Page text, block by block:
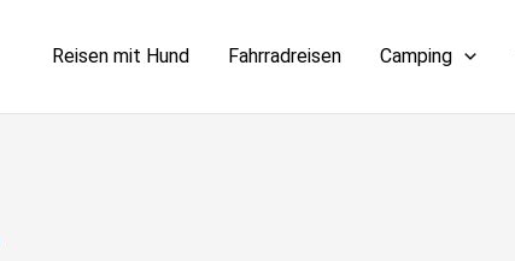
Reisen mit Hund Fahrradreisen Camping